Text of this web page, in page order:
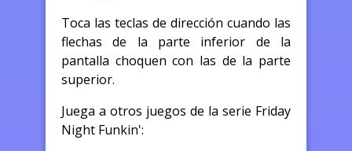
Toca las teclas de dirección cuando las
flechas de la parte inferior de la
pantalla choquen con las de la parte
superior.
Juega a otros juegos de la serie Friday
Night Funkin':